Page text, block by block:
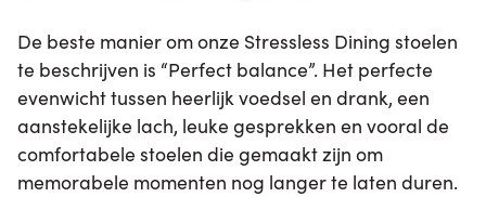
De beste manier om onze Stressless Dining stoelen
te beschrijven is “Perfect balance”. Het perfecte
evenwicht tussen heerlijk voedsel en drank, een
aanstekelijke lach, leuke gesprekken en vooral de
comfortabele stoelen die gemaakt zijn om
memorabele momenten nog langer te laten duren.